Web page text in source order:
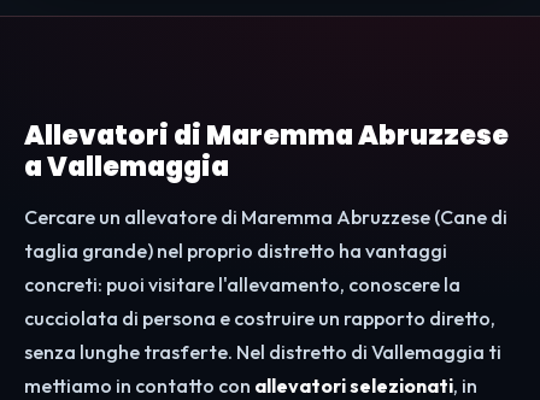
Allevatori di Maremma Abruzzese
a Vallemaggia
Cercare un allevatore di Maremma Abruzzese (Cane di
taglia grande) nel proprio distretto ha vantaggi
concreti: puoi visitare l'allevamento, conoscere la
cucciolata di persona e costruire un rapporto diretto,
senza lunghe trasferte. Nel distretto di Vallemaggia ti
mettiamo in contatto con allevatori selezionati, in